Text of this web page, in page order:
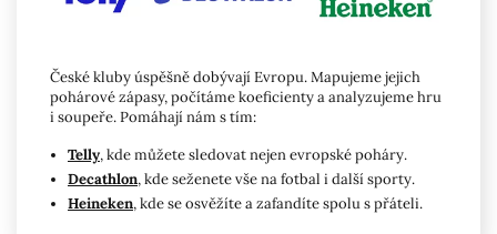
České kluby úspěšně dobývají Evropu. Mapujeme jejich
pohárové zápasy, počítáme koeficienty a analyzujeme hru
i soupeře. Pomáhají nám s tím:
Telly, kde můžete sledovat nejen evropské poháry.
Decathlon, kde seženete vše na fotbal i další sporty.
Heineken, kde se osvěžíte a zafandíte spolu s přáteli.